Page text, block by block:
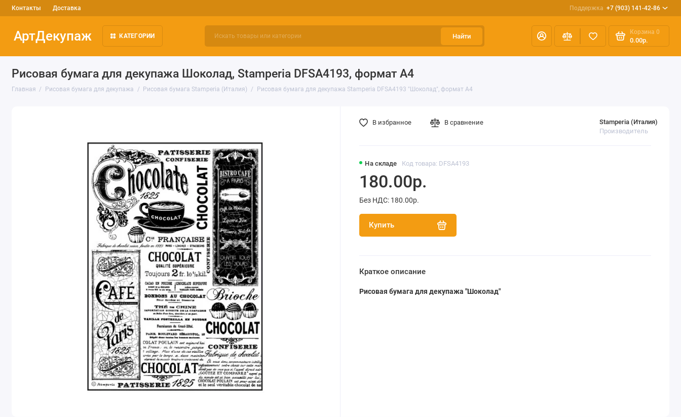
Контакты Доставка Поддержка +7 (903) 141-42-86
АртДекупаж КАТЕГОРИИ Найти
Корзина 0
0.00р.
Рисовая бумага для декупажа Шоколад, Stamperia DFSA4193, формат А4
Главная Рисовая бумага для декупажа Рисовая бумага Stamperia (Италия) Рисовая бумага для декупажа Stamperia DFSA4193 "Шоколад", формат А4
На складе Код товара: DFSA4193
Stamperia (Италия)
Производитель
180.00р.
Без НДС: 180.00р.
Купить
В избранное В сравнение
Краткое описание
Рисовая бумага для декупажа "Шоколад"